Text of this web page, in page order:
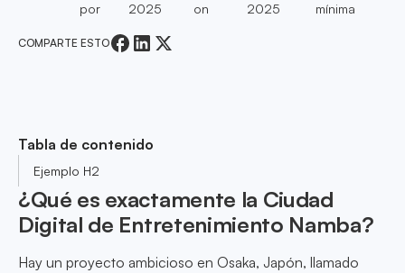
por
2025
on
2025
mínima
COMPARTE ESTO
Tabla de contenido
Ejemplo H2
¿Qué es exactamente la Ciudad
Digital de Entretenimiento Namba?
Hay un proyecto ambicioso en Osaka, Japón, llamado